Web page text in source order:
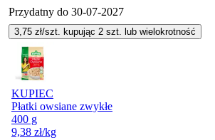
Przydatny do 30-07-2027
3,75 zł/szt. kupując 2 szt. lub wielokrotność
KUPIEC
Płatki owsiane zwykłe
400 g
9,38 zł/kg